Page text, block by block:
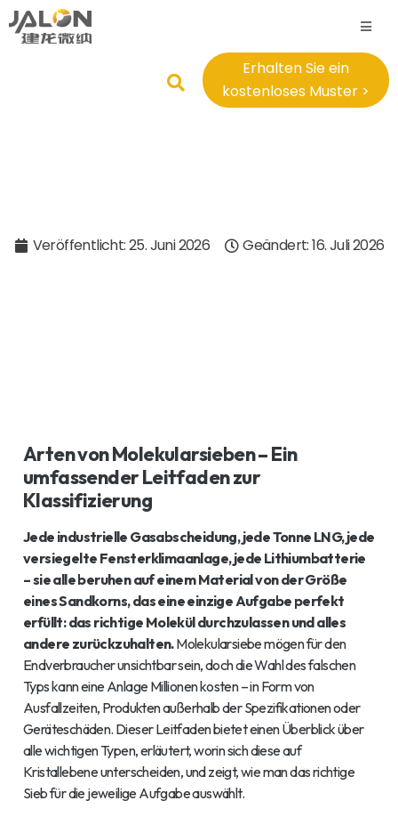
Erhalten Sie ein
kostenloses Muster >
Veröffentlicht:25. Juni 2026 Geändert: 16. Juli 2026
Arten von Molekularsieben – Ein
umfassender Leitfaden zur
Klassifizierung
Jede industrielle Gasabscheidung, jede Tonne LNG, jede
versiegelte Fensterklimaanlage, jede Lithiumbatterie
– sie alle beruhen auf einem Material von der Größe
eines Sandkorns, das eine einzige Aufgabe perfekt
erfüllt: das richtige Molekül durchzulassen und alles
andere zurückzuhalten.Molekularsiebe mögen für den
Endverbraucher unsichtbar sein, doch die Wahl des falschen
Typs kann eine Anlage Millionen kosten – in Form von
Ausfallzeiten, Produkten außerhalb der Spezifikationen oder
Geräteschäden. Dieser Leitfaden bietet einen Überblick über
alle wichtigen Typen, erläutert, worin sich diese auf
Kristallebene unterscheiden, und zeigt, wie man das richtige
Sieb für die jeweilige Aufgabe auswählt.